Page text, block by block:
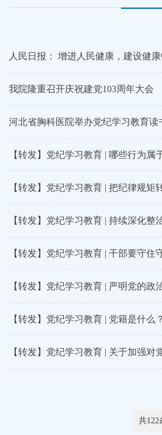
人民日报： 增进人民健康，建设健
我院隆重召开庆祝建党103周年大会
河北省胸科医院举办党纪学习教育读
【转发】党纪学习教育 | 哪些行为
【转发】党纪学习教育 | 把纪律规
【转发】党纪学习教育 | 持续深化整
【转发】党纪学习教育 | 干部要守住
【转发】党纪学习教育 | 严明党的政
【转发】党纪学习教育 | 党籍是什
【转发】党纪学习教育 | 关于加强
共122